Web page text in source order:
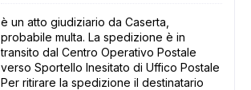
è un atto giudiziario da Caserta,
probabile multa. La spedizione è in
transito dal Centro Operativo Postale
verso Sportello Inesitato di Uffico Postale
Per ritirare la spedizione il destinatario